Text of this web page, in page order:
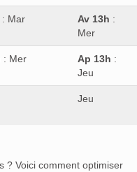
: Mar Av 13h :
Mer
: Mer Ap 13h :
Jeu
Jeu
? Voici comment optimiser